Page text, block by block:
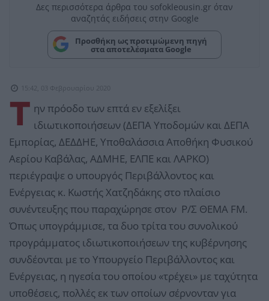
Δες περισσότερα άρθρα του sofokleousin.gr όταν
αναζητάς ειδήσεις στην Google
Προσθήκη ως προτιμώμενη πηγή
στα αποτελέσματα Google
15:42, 03 Φεβρουαρίου 2020
Τ ην πρόοδο των επτά εν εξελίξει
ιδιωτικοποιήσεων (ΔΕΠΑ Υποδομών και ΔΕΠΑ
Εμπορίας, ΔΕΔΔΗΕ, Υποθαλάσσια Αποθήκη Φυσικού
Αερίου Καβάλας, ΑΔΜΗΕ, ΕΛΠΕ και ΛΑΡΚΟ)
περιέγραψε ο υπουργός Περιβάλλοντος και
Ενέργειας κ. Κωστής Χατζηδάκης στο πλαίσιο
συνέντευξης που παραχώρησε στον Ρ/Σ ΘΕΜΑ FM.
Όπως υπογράμμισε, τα δυο τρίτα του συνολικού
προγράμματος ιδιωτικοποιήσεων της κυβέρνησης
συνδέονται με το Υπουργείο Περιβάλλοντος και
Ενέργειας, η ηγεσία του οποίου «τρέχει» με ταχύτητα
υποθέσεις, πολλές εκ των οποίων σέρνονταν για